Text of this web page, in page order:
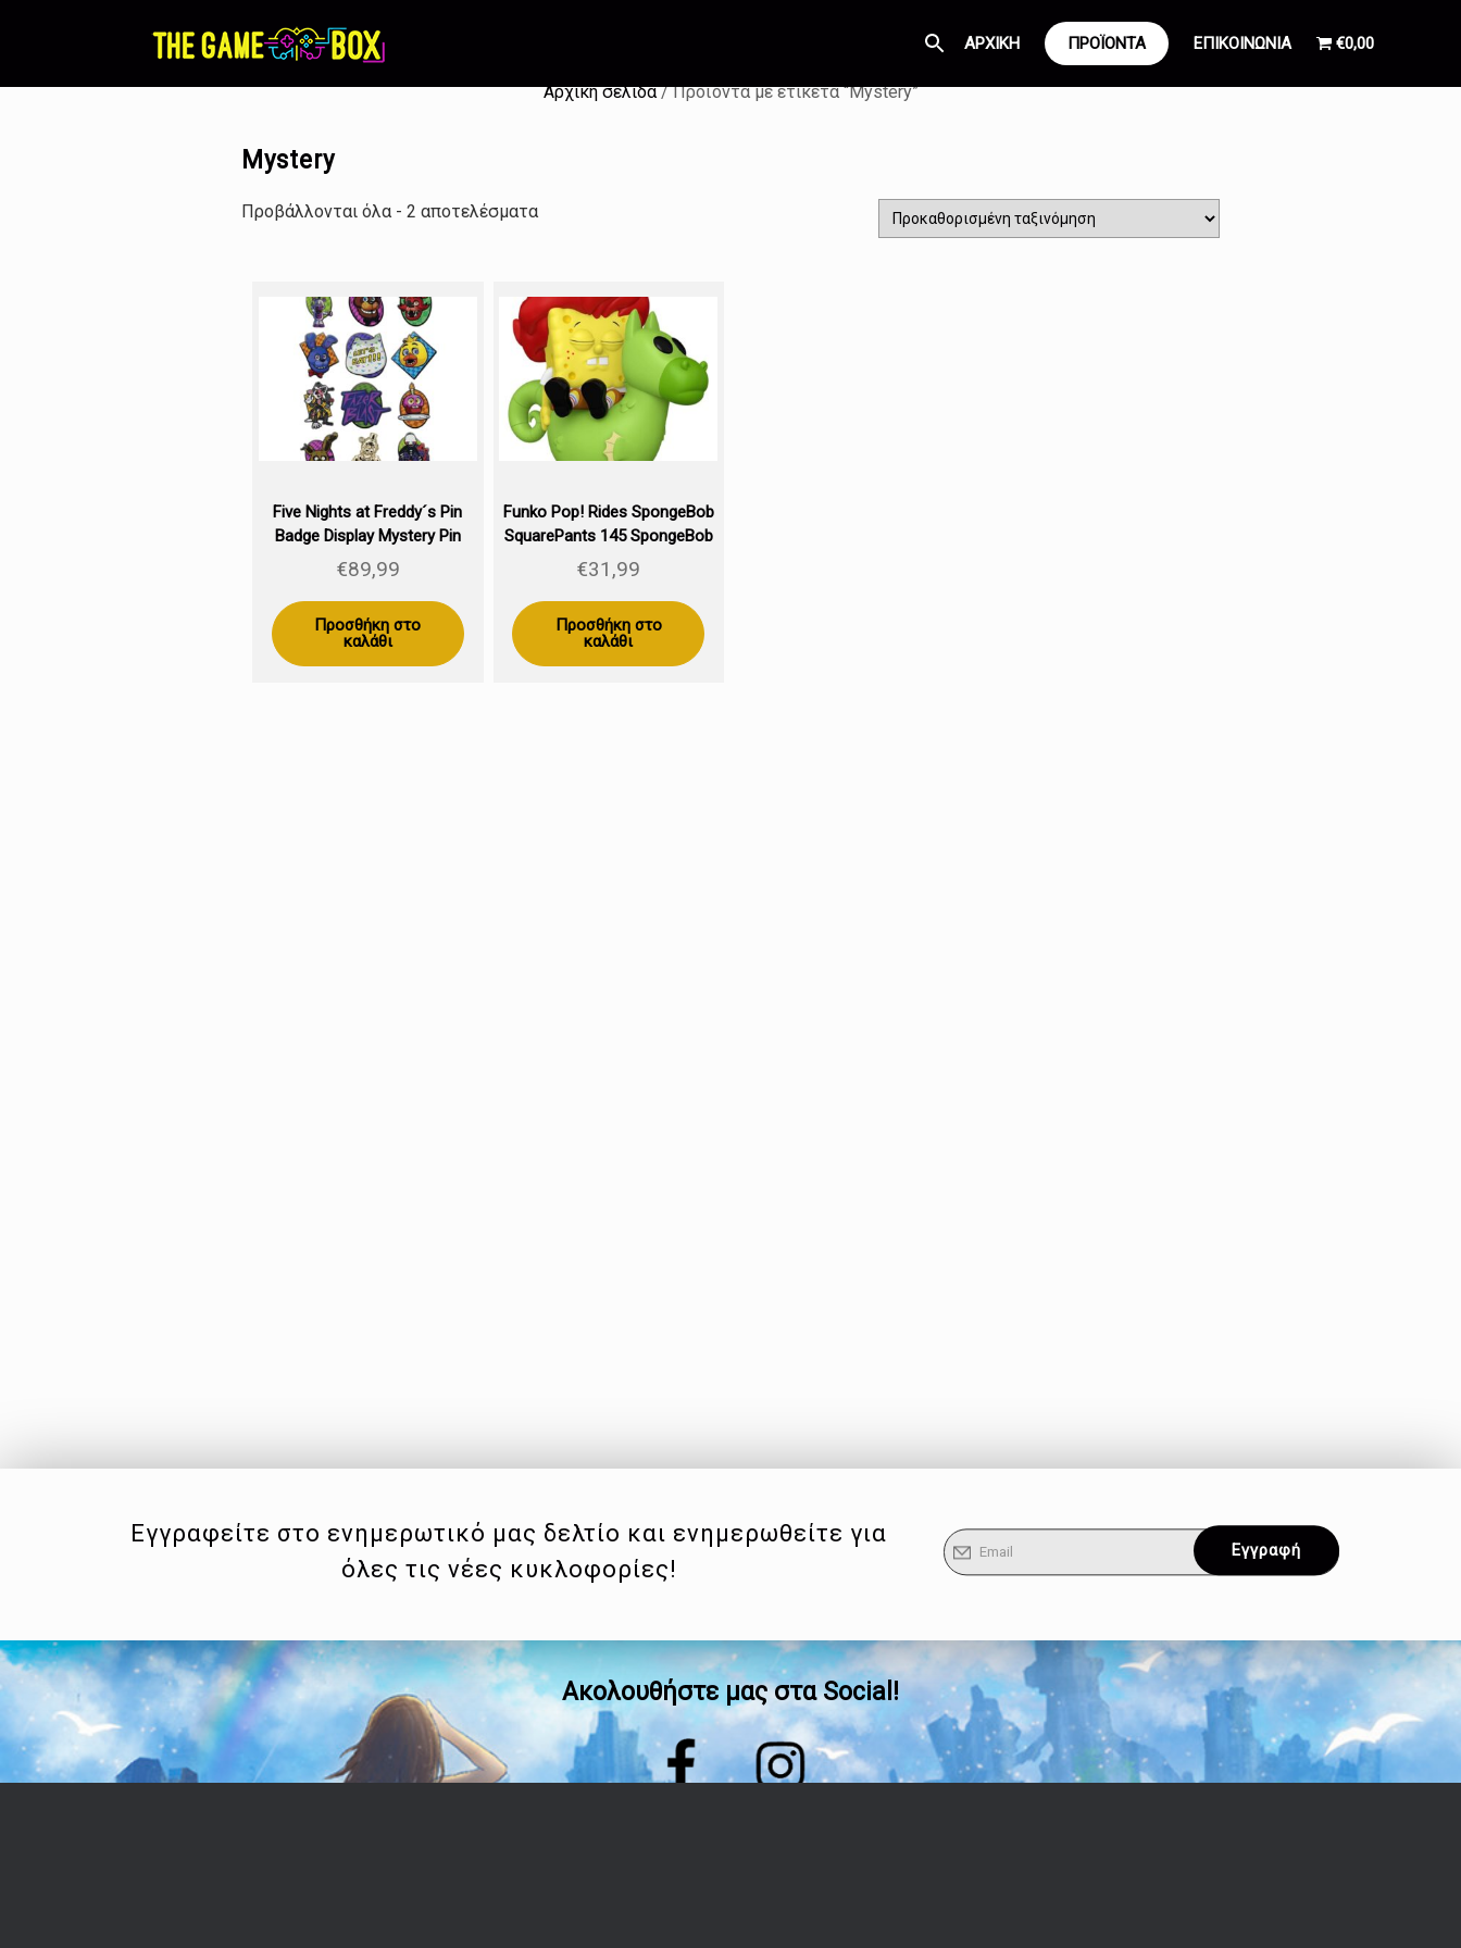
ΑΡΧΙΚΗ ΠΡΟΪΟΝΤΑ ΕΠΙΚΟΙΝΩΝΙΑ €0,00
Αρχική σελίδα/ Προϊόντα με ετικέτα “Mystery”
Mystery
Προβάλλονται όλα - 2 αποτελέσματα
Five Nights at Freddy´s Pin
Badge Display Mystery Pin
Badge (12)
€89,99
Προσθήκη στο
καλάθι
Funko Pop! Rides SpongeBob
SquarePants 145 SpongeBob
with Mystery 15cm
€31,99
Προσθήκη στο
καλάθι
Εγγραφείτε στο ενημερωτικό μας δελτίο και ενημερωθείτε για
όλες τις νέες κυκλοφορίες!
Ακολουθήστε μας στα Social!